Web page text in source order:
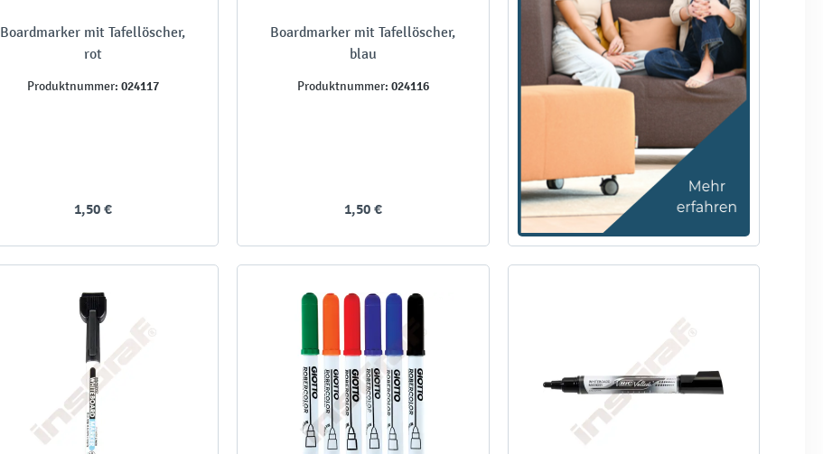
Boardmarker mit Tafellöscher,
rot
Produktnummer: 024117
1,50 €
Boardmarker mit Tafellöscher,
blau
Produktnummer: 024116
1,50 €